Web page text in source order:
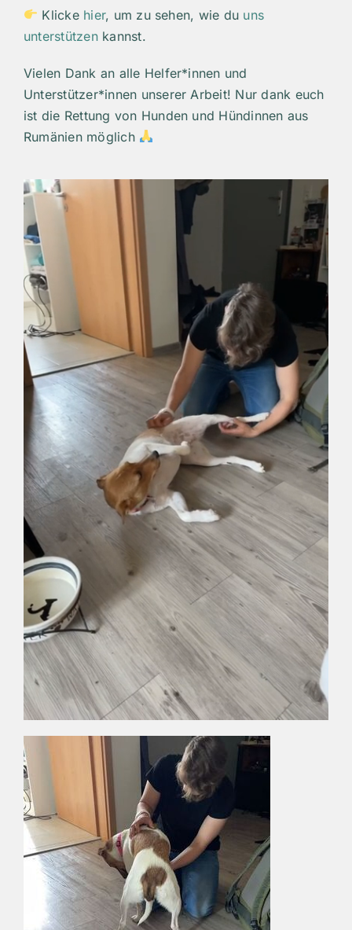
Klicke hier, um zu sehen, wie du uns
unterstützenkannst.
Vielen Dank an alle Helfer*innen und
Unterstützer*innen unserer Arbeit! Nur dank euch
ist die Rettung von Hunden und Hündinnen aus
Rumänien möglich